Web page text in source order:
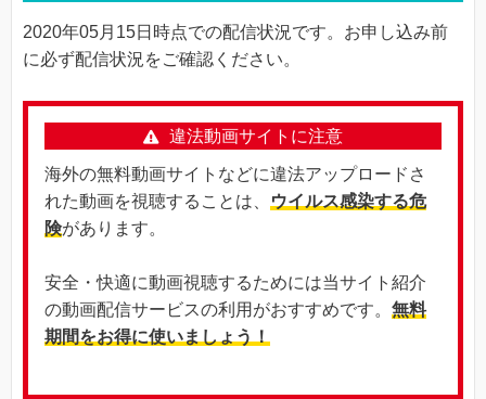
2020年05月15日時点での配信状況です。お申し込み前
に必ず配信状況をご確認ください。
違法動画サイトに注意
海外の無料動画サイトなどに違法アップロードさ
れた動画を視聴することは、
ウイルス感染する危
険があります。
安全・快適に動画視聴するためには当サイト紹介
の動画配信サービスの利用がおすすめです。 無料
期間をお得に使いましょう！